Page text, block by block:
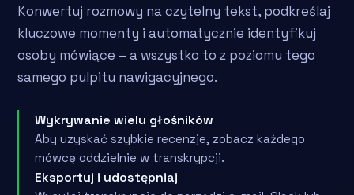
Konwertuj rozmowy na czytelny tekst, podkreślaj
kluczowe momenty i automatycznie identyfikuj
osoby mówiące – a wszystko to z poziomu tego
samego pulpitu nawigacyjnego.
Wykrywanie wielu głośników
Aby uzyskać szybkie recenzje, zobacz każdego
mówcę oddzielnie w transkrypcji.
Eksportuj i udostępniaj